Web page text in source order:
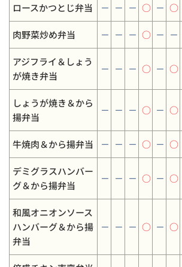
ロースかつとじ弁当 － － － ○ － ○
肉野菜炒め弁当 － － － ○ － －
アジフライ＆しょう
が焼き弁当
－ － － ○ － ○
しょうが焼き＆から
揚弁当
－ － － ○ － ○
牛焼肉＆から揚弁当 － － － ○ － ○
デミグラスハンバー
グ＆から揚弁当
－ － － ○ － ○
和風オニオンソース
ハンバーグ＆から揚
弁当
－ － － ○ － ○